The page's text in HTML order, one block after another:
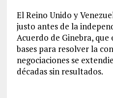
El Reino Unido y
justo antes de la
Acuerdo de Ginebra,
bases para resolver la
negociaciones se
décadas sin resultados.